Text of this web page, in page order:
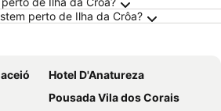
perto de Ilha da Crôa?
Hotel D'Anatureza
Pousada Vila dos Corais